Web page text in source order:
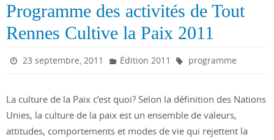
Programme des activités de Tout
Rennes Cultive la Paix 2011
23 septembre, 2011 Édition 2011 programme
La culture de la Paix c’est quoi? Selon la définition des Nations
Unies, la culture de la paix est un ensemble de valeurs,
attitudes, comportements et modes de vie qui rejettent la